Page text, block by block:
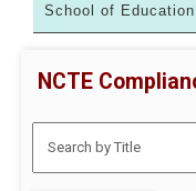
School of
NCTE